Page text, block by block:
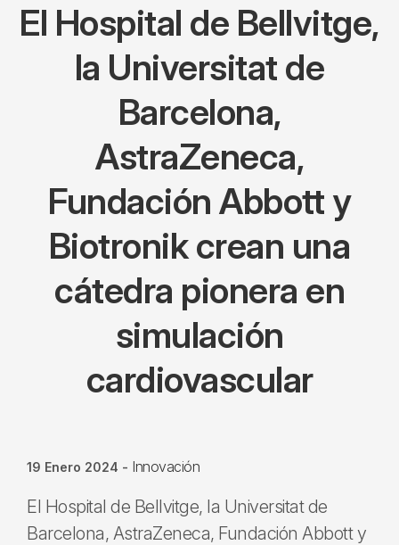
El Hospital de Bellvitge,
la Universitat de
Barcelona,
AstraZeneca,
Fundación Abbott y
Biotronik crean una
cátedra pionera en
simulación
cardiovascular
19 Enero 2024 - Innovación
El Hospital de Bellvitge, la Universitat de
Barcelona, AstraZeneca, Fundación Abbott y